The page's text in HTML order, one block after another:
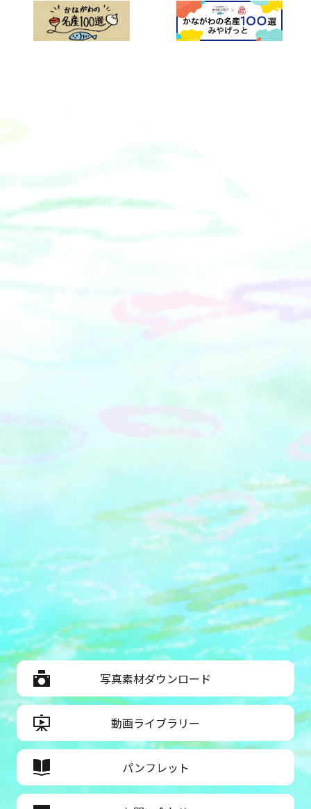
写真素材ダウンロード
動画ライブラリー
パンフレット